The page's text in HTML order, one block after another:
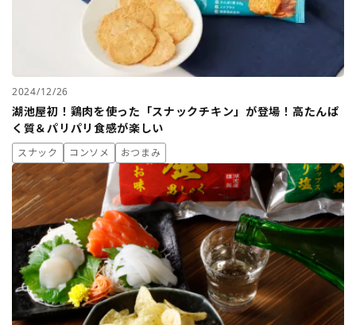
2024/12/26
湖池屋初！鶏肉を使った「スナックチキン」が登場！高たんぱ
く質＆パリパリ食感が楽しい
スナック コンソメ おつまみ